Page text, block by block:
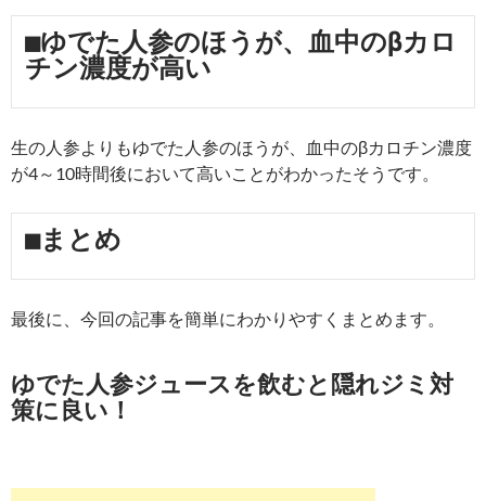
■ゆでた人参のほうが、血中のβカロ
チン濃度が高い
生の人参よりもゆでた人参のほうが、血中のβカロチン濃度
が4～10時間後において高いことがわかったそうです。
■まとめ
最後に、今回の記事を簡単にわかりやすくまとめます。
ゆでた人参ジュースを飲むと隠れジミ対
策に良い！